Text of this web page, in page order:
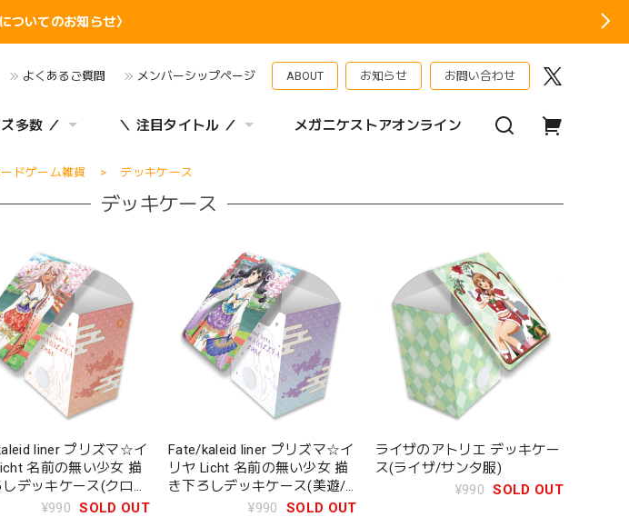
ついてのお知らせ〉
よくあるご質問 メンバーシップページ ABOUT お知らせ お問い合わせ
多数 ／ ＼ 注目タイトル ／ メガニケストアオンライン
ドゲーム雑貨 デッキケース
デッキケース
liner プリズマ☆イ
名前の無い少女 描
しデッキケース(クロ
¥990 SOLD OUT
Fate/kaleid liner プリズマ☆イ
リヤ Licht 名前の無い少女 描
き下ろしデッキケース(美遊/
¥990 SOLD OUT
ライザのアトリエ デッキケー
ス(ライザ/サンタ服)
¥990 SOLD OUT